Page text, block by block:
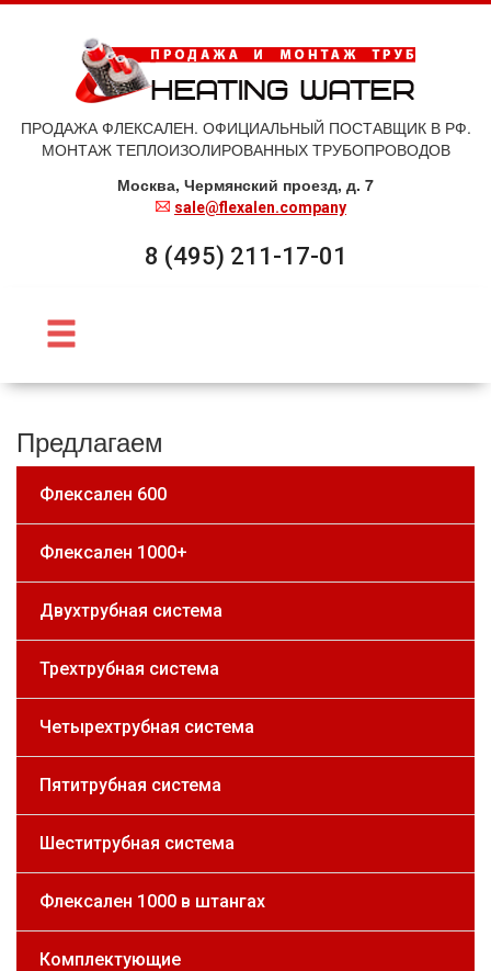
ПРОДАЖА ФЛЕКСАЛЕН. ОФИЦИАЛЬНЫЙ ПОСТАВЩИК В РФ.
МОНТАЖ ТЕПЛОИЗОЛИРОВАННЫХ ТРУБОПРОВОДОВ
Москва, Чермянский проезд, д. 7
sale@flexalen.company
8 (495) 211-17-01
Предлагаем
Флексален 600
Флексален 1000+
Двухтрубная система
Трехтрубная система
Четырехтрубная система
Пятитрубная система
Шеститрубная система
Флексален 1000 в штангах
Комплектующие